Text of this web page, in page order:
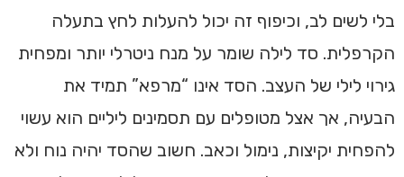
בלי לשים לב, וכיפוף זה יכול להעלות לחץ בתעלה
הקרפלית. סד לילה שומר על מנח ניטרלי יותר ומפחית
גירוי לילי של העצב. הסד אינו “מרפא” תמיד את
הבעיה, אך אצל מטופלים עם תסמינים ליליים הוא עשוי
להפחית יקיצות, נימול וכאב. חשוב שהסד יהיה נוח ולא